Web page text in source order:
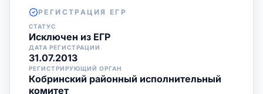
РЕГИСТРАЦИЯ ЕГР
СТАТУС
Исключен из ЕГР
ДАТА РЕГИСТРАЦИИ
31.07.2013
РЕГИСТРИРУЮЩИЙ ОРГАН
Кобринский районный исполнительный
комитет